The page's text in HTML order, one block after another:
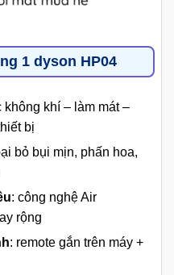
1 dyson HP04
không khí – làm mát –
bị
bỏ bụi mịn, phấn hoa,
: công nghệ Air
rộng
: remote gắn trên máy +